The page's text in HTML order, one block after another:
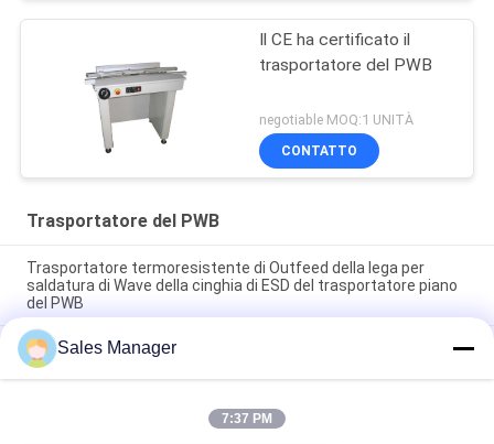
Il CE ha certificato il
trasportatore del PWB
negotiable MOQ:1 UNITÀ
CONTATTO
Trasportatore del PWB
Trasportatore termoresistente di Outfeed della lega per
saldatura di Wave della cinghia di ESD del trasportatore piano
del PWB
Lo SpA controlla il manuale del trasportatore del PWB del
passaggio pedonale 600mm di SMT con Front Fixed Rail
sistema di controllo dello SpA del trasportatore di
collegamento dell'attrezzatura di movimentazione di SMT del
Sales Manager
7:37 PM